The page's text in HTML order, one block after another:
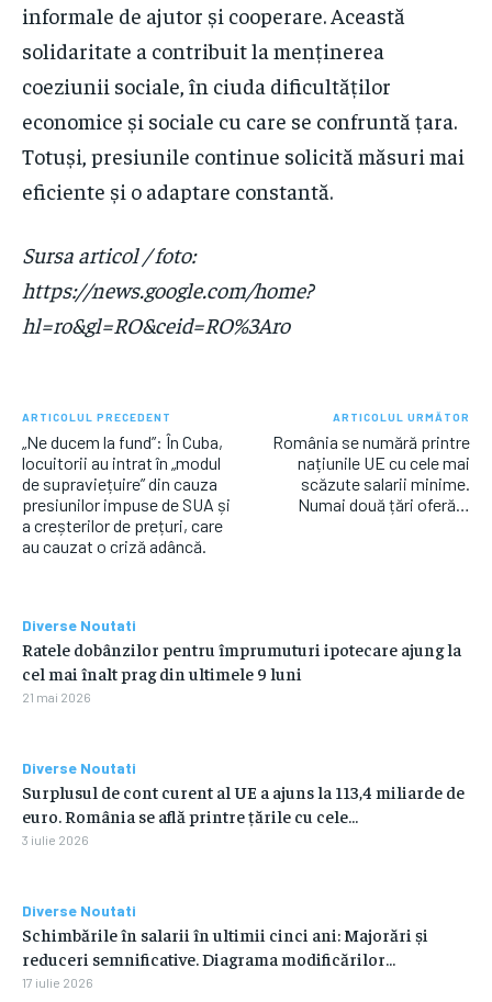
informale de ajutor și cooperare. Această
solidaritate a contribuit la menținerea
coeziunii sociale, în ciuda dificultăților
economice și sociale cu care se confruntă țara.
Totuși, presiunile continue solicită măsuri mai
eficiente și o adaptare constantă.
Sursa articol / foto:
https://news.google.com/home?
hl=ro&gl=RO&ceid=RO%3Aro
ARTICOLUL PRECEDENT
„Ne ducem la fund”: În Cuba,
locuitorii au intrat în „modul
de supraviețuire” din cauza
presiunilor impuse de SUA și
a creșterilor de prețuri, care
au cauzat o criză adâncă.
ARTICOLUL URMĂTOR
România se numără printre
națiunile UE cu cele mai
scăzute salarii minime.
Numai două țări oferă…
Diverse Noutati
Ratele dobânzilor pentru împrumuturi ipotecare ajung la
cel mai înalt prag din ultimele 9 luni
21 mai 2026
Diverse Noutati
Surplusul de cont curent al UE a ajuns la 113,4 miliarde de
euro. România se află printre țările cu cele…
3 iulie 2026
Diverse Noutati
Schimbările în salarii în ultimii cinci ani: Majorări și
reduceri semnificative. Diagrama modificărilor…
17 iulie 2026